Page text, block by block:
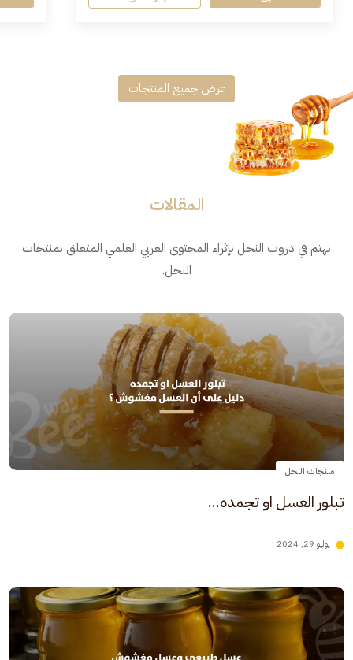
عرض جميع المنتجات
المقالات
نهتم في دروب النحل بإثراء المحتوى العربي العلمي المتعلق بمنتجات
النحل.
منتجات النحل
تبلور العسل او تجمده...
يوليو 29, 2024